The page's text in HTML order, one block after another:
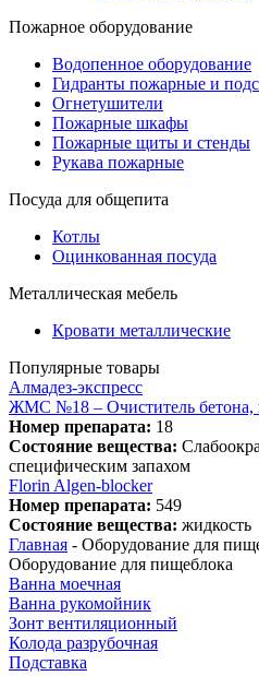
Пожарное оборудование
Водопенное оборудование
Гидранты пожарные и
Огнетушители
Пожарные шкафы
Пожарные щиты и стенды
Рукава пожарные
Посуда для общепита
Котлы
Оцинкованная посуда
Металлическая мебель
Кровати металлические
Популярные товары
Алмадез-экспресс
ЖМС №18 – Очиститель бетона,
Номер препарата: 18
Состояние вещества:
специфическим запахом
Florin Algen-blocker
Номер препарата: 549
Состояние вещества: жидкость
Главная - Оборудование для
Оборудование для пищеблока
Ванна моечная
Ванна рукомойник
Зонт вентиляционный
Колода разрубочная
Подставка